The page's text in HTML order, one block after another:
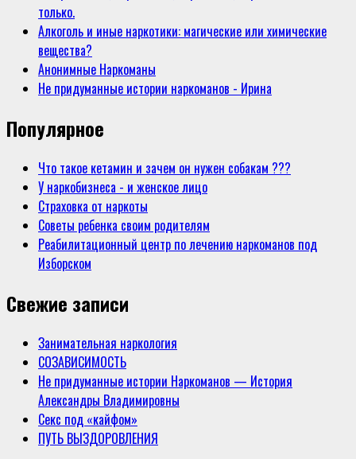
только.
Алкоголь и иные наркотики: магические или химические
вещества?
Анонимные Наркоманы
Не придуманные истории наркоманов - Ирина
Популярное
Что такое кетамин и зачем он нужен собакам ???
У наркобизнеса - и женское лицо
Страховка от наркоты
Советы ребенка своим родителям
Реабилитационный центр по лечению наркоманов под
Изборском
Свежие записи
Занимательная наркология
СОЗАВИСИМОСТЬ
Не придуманные истории Наркоманов — История
Александры Владимировны
Секс под «кайфом»
ПУТЬ ВЫЗДОРОВЛЕНИЯ